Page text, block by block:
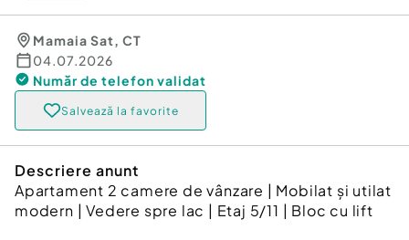
Mamaia Sat, CT
04.07.2026
Număr de telefon validat
Salvează la favorite
Descriere anunt
Apartament 2 camere de vânzare | Mobilat și utilat
modern | Vedere spre lac | Etaj 5/11 | Bloc cu lift